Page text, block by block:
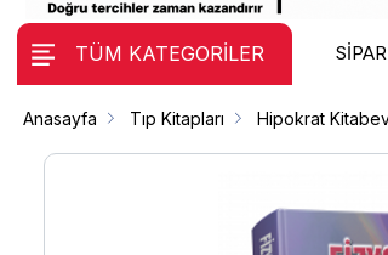
TÜM KATEGORİLER
Anasayfa Tıp Kitapları Hipokrat